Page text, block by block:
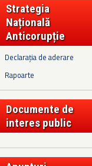
Strategia
Națională
Anticorupție
Declarația de aderare
Rapoarte
Documente de
interes public